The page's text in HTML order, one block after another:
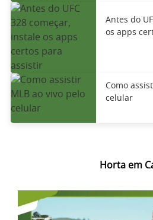
Antes do
os apps
Como
celular
Horta em